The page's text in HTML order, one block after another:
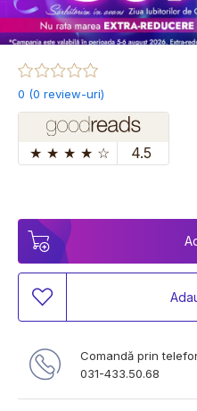
0 (0 review-uri)
★ ★ ★ ★ ☆ 4.5
Comandă prin
031-433.50.68